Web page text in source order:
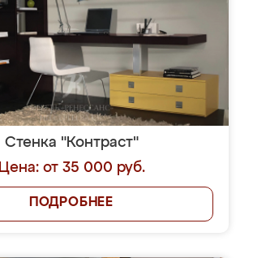
Стенка "Контраст"
Цена: от 35 000 руб.
ПОДРОБНЕЕ